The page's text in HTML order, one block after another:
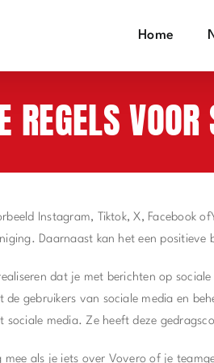
Home
REGELS
Instagram, Tiktok, X, Facebook
Daarnaast kan het een
dat je met berichten op
gebruikers van sociale media en
sociale media. Ze heeft deze
als je iets over Vovero of je